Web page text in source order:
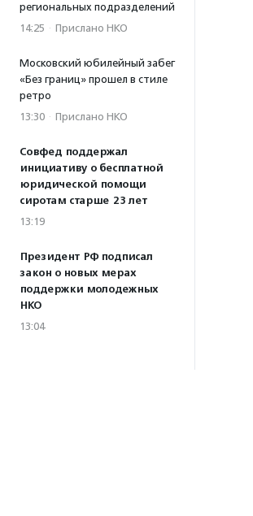
региональных подразделений
14:25 · Прислано НКО
Московский юбилейный забег
«Без границ» прошел в стиле
ретро
13:30 · Прислано НКО
Совфед поддержал
инициативу о бесплатной
юридической помощи
сиротам старше 23 лет
13:19
Президент РФ подписал
закон о новых мерах
поддержки молодежных
НКО
13:04